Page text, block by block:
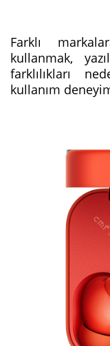
Farklı
kullanmak,
farklılıkları
kullanım